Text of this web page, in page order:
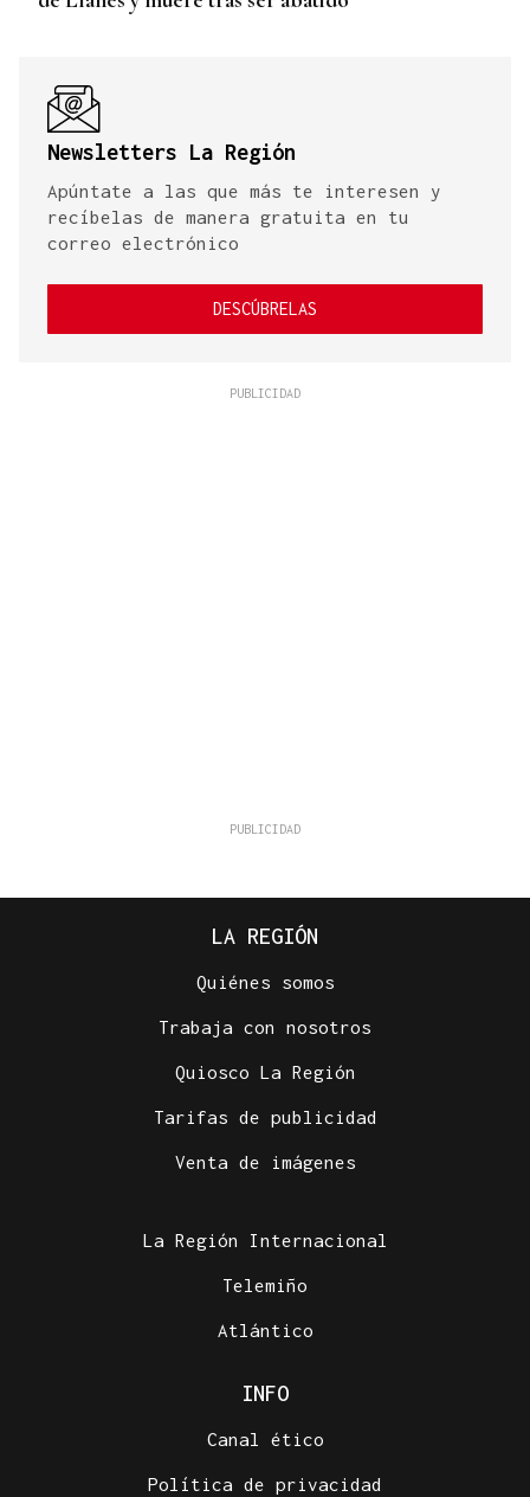
Newsletters La Región
Apúntate a las que más te interesen y
recíbelas de manera gratuita en tu
correo electrónico
DESCÚBRELAS
LA REGIÓN
Quiénes somos
Trabaja con nosotros
Quiosco La Región
Tarifas de publicidad
Venta de imágenes
La Región Internacional
Telemiño
Atlántico
INFO
Canal ético
Política de privacidad